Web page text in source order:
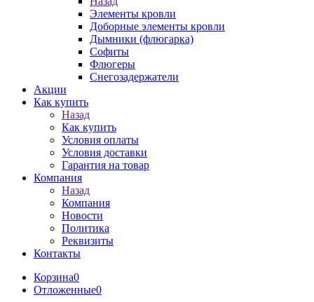
Элементы кровли
Доборные элементы кровли
Дымники (флюгарка)
Софиты
Флюгеры
Снегозадержатели
Акции
Как купить
Назад
Как купить
Условия оплаты
Условия доставки
Гарантия на товар
Компания
Назад
Компания
Новости
Политика
Реквизиты
Контакты
Корзина0
Отложенные0